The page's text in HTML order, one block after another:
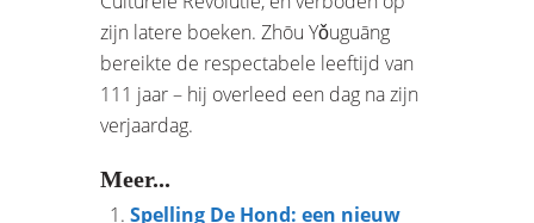
zijn latere boeken. Zhōu Yǒuguāng
bereikte de respectabele leeftijd van
111 jaar – hij overleed een dag na zijn
verjaardag.
Meer...
Spelling De Hond: een nieuw